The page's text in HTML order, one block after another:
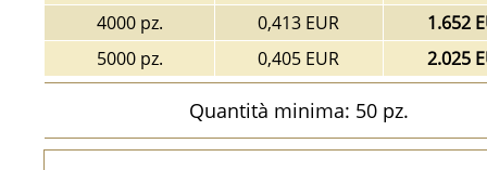
4000 pz.
0,413 EUR
1.652
5000 pz.
0,405 EUR 2.025
Quantità minima: 50 pz.